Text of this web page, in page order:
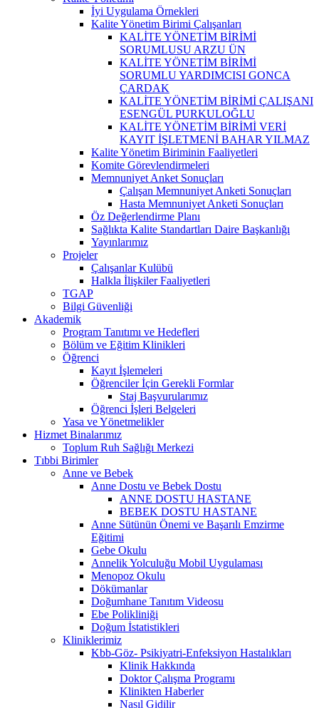
İyi Uygulama Örnekleri
Kalite Yönetim Birimi Çalışanları
KALİTE YÖNETİM BİRİMİ
SORUMLUSU ARZU ÜN
KALİTE YÖNETİM BİRİMİ
SORUMLU YARDIMCISI GONCA
ÇARDAK
KALİTE YÖNETİM BİRİMİ ÇALIŞANI
ESENGÜL PURKULOĞLU
KALİTE YÖNETİM BİRİMİ VERİ
KAYIT İŞLETMENİ BAHAR YILMAZ
Kalite Yönetim Biriminin Faaliyetleri
Komite Görevlendirmeleri
Memnuniyet Anket Sonuçları
Çalışan Memnuniyet Anketi Sonuçları
Hasta Memnuniyet Anketi Sonuçları
Öz Değerlendirme Planı
Sağlıkta Kalite Standartları Daire Başkanlığı
Yayınlarımız
Projeler
Çalışanlar Kulübü
Halkla İlişkiler Faaliyetleri
TGAP
Bilgi Güvenliği
Akademik
Program Tanıtımı ve Hedefleri
Bölüm ve Eğitim Klinikleri
Öğrenci
Kayıt İşlemeleri
Öğrenciler İçin Gerekli Formlar
Staj Başvurularımız
Öğrenci İşleri Belgeleri
Yasa ve Yönetmelikler
Hizmet Binalarımız
Toplum Ruh Sağlığı Merkezi
Tıbbi Birimler
Anne ve Bebek
Anne Dostu ve Bebek Dostu
ANNE DOSTU HASTANE
BEBEK DOSTU HASTANE
Anne Sütünün Önemi ve Başarılı Emzirme
Eğitimi
Gebe Okulu
Annelik Yolculuğu Mobil Uygulaması
Menopoz Okulu
Dökümanlar
Doğumhane Tanıtım Videosu
Ebe Polikliniği
Doğum İstatistikleri
Kliniklerimiz
Kbb-Göz- Psikiyatri-Enfeksiyon Hastalıkları
Klinik Hakkında
Doktor Çalışma Programı
Klinikten Haberler
Nasıl Gidilir